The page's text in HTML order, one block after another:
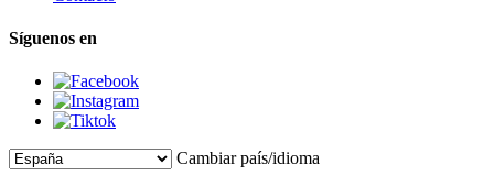
Síguenos en
Cambiar país/idioma